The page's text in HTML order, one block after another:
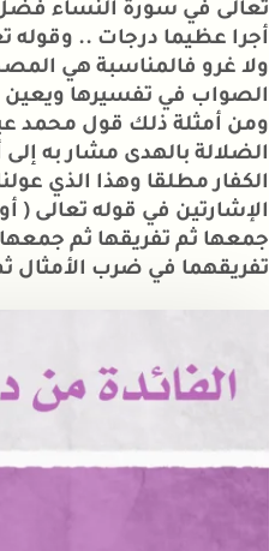
تعالى في سورة النساء فضل
أجرا عظيما درجات .. وقوله
ولا غرو فالمناسبة هي
الصواب في تفسيرها ويعين
ومن أمثلة ذلك قول محمد
الضلالة بالهدى مشار به
الكفار مطلقا وهذا الذي
الإشارتين في قوله تعالى (
جمعها ثم تفريقها ثم
تفريقهما في ضرب الأمثال